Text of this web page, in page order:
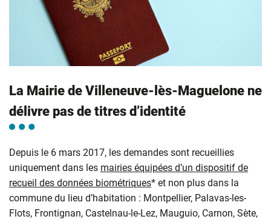
La Mairie de Villeneuve-lès-Maguelone ne
délivre pas de titres d’identité
Depuis le 6 mars 2017, les demandes sont recueillies
uniquement dans les mairies équipées d’un dispositif de
recueil des données biométriques* et non plus dans la
commune du lieu d’habitation : Montpellier, Palavas-les-
Flots, Frontignan, Castelnau-le-Lez, Mauguio, Carnon, Sète,